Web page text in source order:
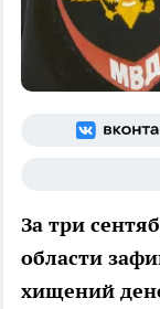
За три
области
хищений